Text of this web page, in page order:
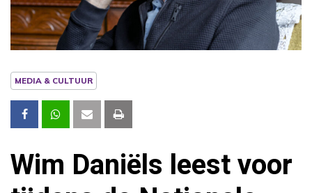
MEDIA & CULTUUR
Wim Daniëls leest voor